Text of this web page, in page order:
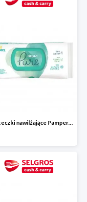
Chusteczki nawilżające Pampers Aquia Pure 48 szt.